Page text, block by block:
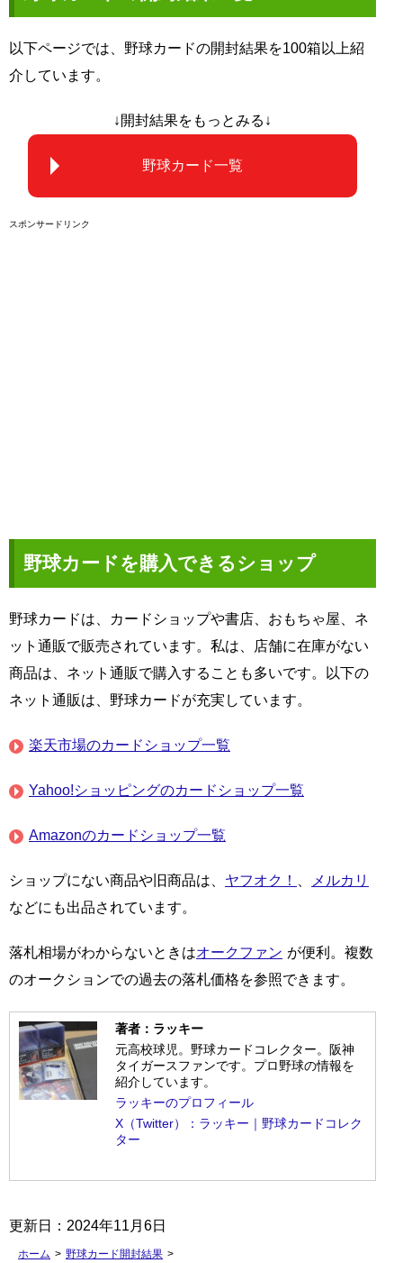
以下ページでは、野球カードの開封結果を100箱以上紹
介しています。
↓開封結果をもっとみる↓
野球カード一覧
スポンサードリンク
野球カードを購入できるショップ
野球カードは、カードショップや書店、おもちゃ屋、ネ
ット通販で販売されています。私は、店舗に在庫がない
商品は、ネット通販で購入することも多いです。以下の
ネット通販は、野球カードが充実しています。
楽天市場のカードショップ一覧
Yahoo!ショッピングのカードショップ一覧
Amazonのカードショップ一覧
ショップにない商品や旧商品は、 ヤフオク！
メルカリ
などにも出品されています。
落札相場がわからないときはオークファン が便利。複数
のオークションでの過去の落札価格を参照できます。
著者：ラッキー
元高校球児。野球カードコレクター。阪神
タイガースファンです。プロ野球の情報を
紹介しています。
ラッキーのプロフィール
X（Twitter）：ラッキー｜野球カードコレク
ター
更新日： 2024年11月6日
ホーム > 野球カード開封結果 >